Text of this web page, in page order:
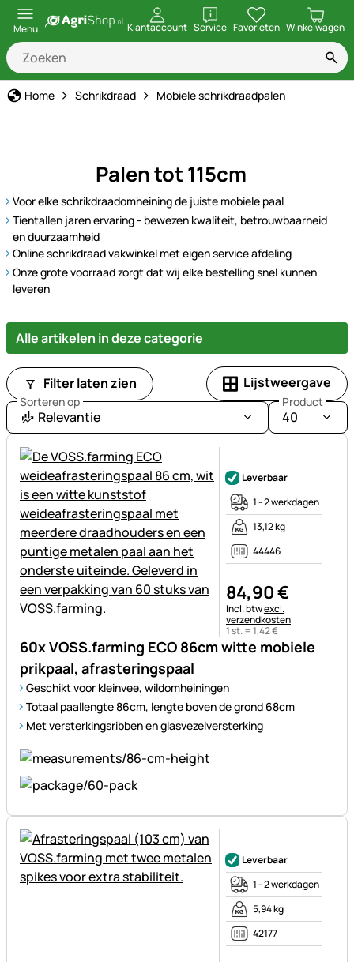
Menu Klantaccount ServiceopenenFavorieten Winkelwagen
Home Schrikdraad Mobiele schrikdraadpalen
Palen tot 115cm
Voor elke schrikdraadomheining de juiste mobiele paal
Tientallen jaren ervaring - bewezen kwaliteit, betrouwbaarheid
en duurzaamheid
Online schrikdraad vakwinkel met eigen service afdeling
Onze grote voorraad zorgt dat wij elke bestelling snel kunnen
leveren
Alle artikelen in deze categorie
Filter laten zien Lijstweergave
Sorteren op
Relevantie
Product
40
60x VOSS.farming ECO 86cm witte mobiele
prikpaal, afrasteringspaal
Geschikt voor kleinvee, wildomheiningen
Totaal paallengte 86cm, lengte boven de grond 68cm
Met versterkingsribben en glasvezelversterking
Leverbaar
1 - 2 werkdagen
13,12 kg
44446
84,90€
Belastinginformatie:
Incl. btwexcl.
verzendkosten
1 st. =1,42€
Leverbaar
1 - 2 werkdagen
5,94 kg
42177